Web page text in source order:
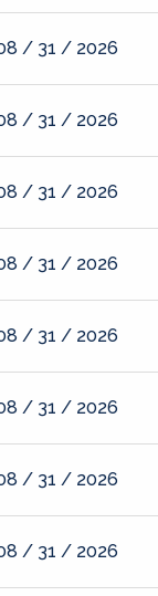
/ 31 / 2026
/ 31 / 2026
/ 31 / 2026
/ 31 / 2026
/ 31 / 2026
/ 31 / 2026
/ 31 / 2026
/ 31 / 2026